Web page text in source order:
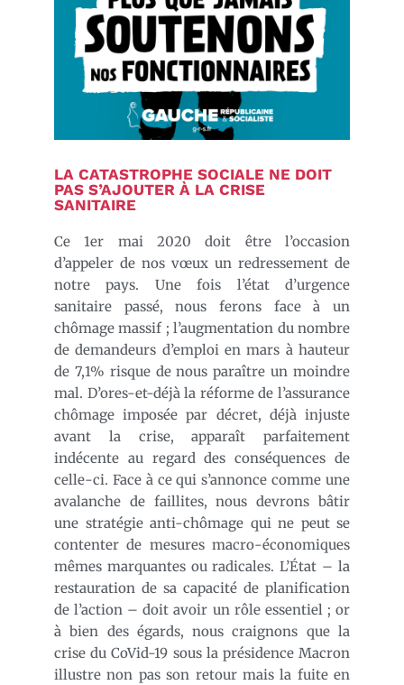
LA CATASTROPHE SOCIALE NE DOIT
PAS S’AJOUTER À LA CRISE
SANITAIRE
Ce 1er mai 2020 doit être l’occasion
d’appeler de nos vœux un redressement de
notre pays. Une fois l’état d’urgence
sanitaire passé, nous ferons face à un
chômage massif ; l’augmentation du nombre
de demandeurs d’emploi en mars à hauteur
de 7,1% risque de nous paraître un moindre
mal. D’ores-et-déjà la réforme de l’assurance
chômage imposée par décret, déjà injuste
avant la crise, apparaît parfaitement
indécente au regard des conséquences de
celle-ci. Face à ce qui s’annonce comme une
avalanche de faillites, nous devrons bâtir
une stratégie anti-chômage qui ne peut se
contenter de mesures macro-économiques
mêmes marquantes ou radicales. L’État – la
restauration de sa capacité de planification
de l’action – doit avoir un rôle essentiel ; or
à bien des égards, nous craignons que la
crise du CoVid-19 sous la présidence Macron
illustre non pas son retour mais la fuite en